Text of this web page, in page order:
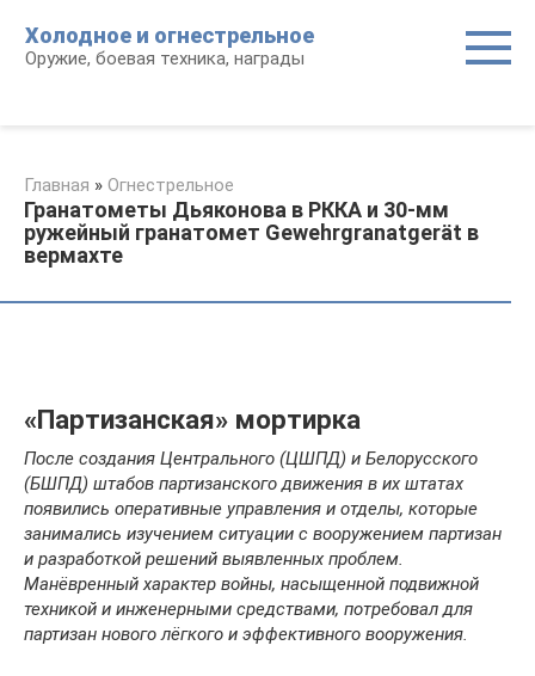
контенту
Холодное и огнестрельное
Оружие, боевая техника, награды
Главная » Огнестрельное
Гранатометы Дьяконова в РККА и 30-мм
ружейный гранатомет Gewehrgranatgerät в
вермахте
«Партизанская» мортирка
После создания Центрального (ЦШПД) и Белорусского
(БШПД) штабов партизанского движения в их штатах
появились оперативные управления и отделы, которые
занимались изучением ситуации с вооружением партизан
и разработкой решений выявленных проблем.
Манёвренный характер войны, насыщенной подвижной
техникой и инженерными средствами, потребовал для
партизан нового лёгкого и эффективного вооружения.